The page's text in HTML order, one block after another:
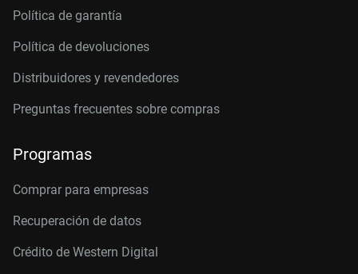
Política de garantía
Política de devoluciones
Distribuidores y revendedores
Preguntas frecuentes sobre compras
Programas
Comprar para empresas
Recuperación de datos
Crédito de Western Digital